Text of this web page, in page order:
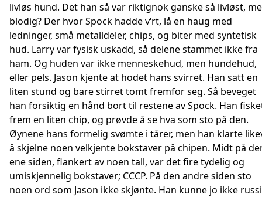
livløs hund. Det han så var riktignok ganske så livløst,
blodig? Der hvor Spock hadde v‘rt, lå en haug med
ledninger, små metalldeler, chips, og biter med syntetisk
hud. Larry var fysisk uskadd, så delene stammet ikke fra
ham. Og huden var ikke menneskehud, men hundehud,
eller pels. Jason kjente at hodet hans svirret. Han satt en
liten stund og bare stirret tomt fremfor seg. Så beveget
han forsiktig en hånd bort til restene av Spock. Han
frem en liten chip, og prøvde å se hva som sto på den.
Øynene hans formelig svømte i tårer, men han klarte
å skjelne noen velkjente bokstaver på chipen. Midt på
ene siden, flankert av noen tall, var det fire tydelig og
umiskjennelig bokstaver; CCCP. På den andre siden sto
noen ord som Jason ikke skjønte. Han kunne jo ikke